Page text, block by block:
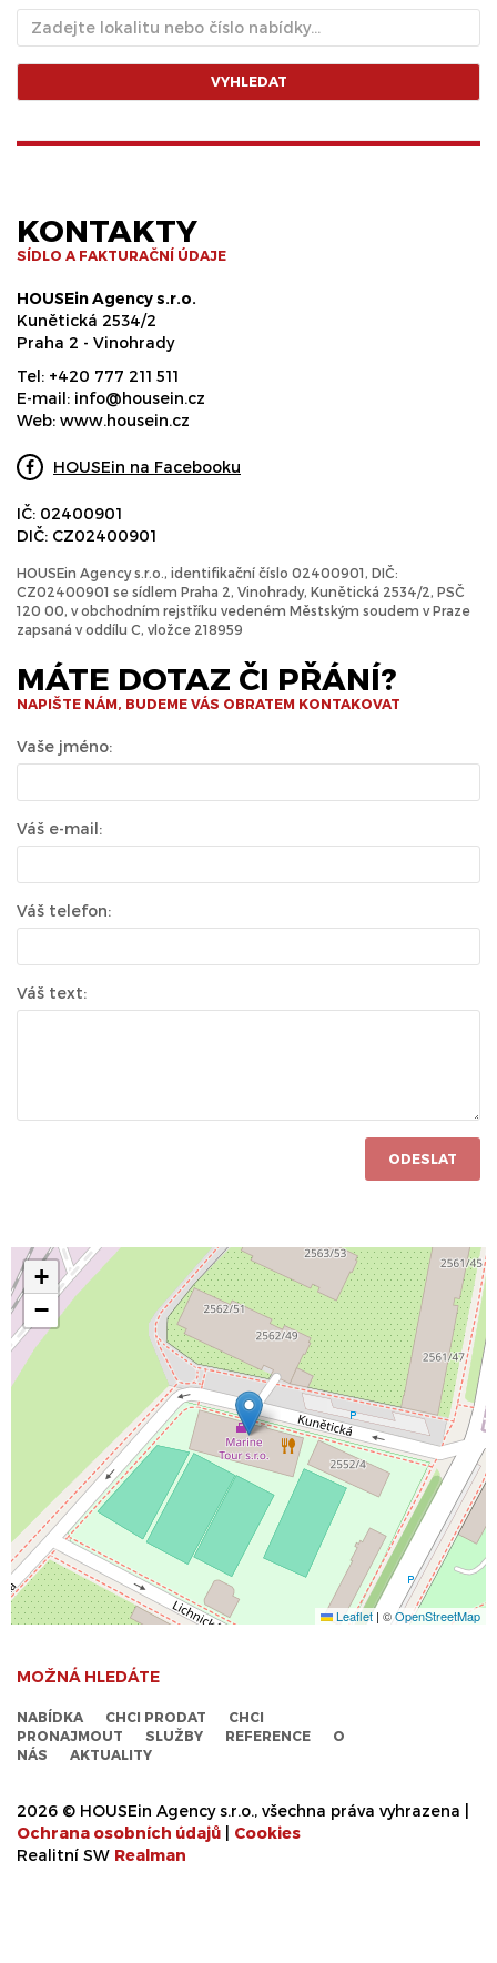
VYHLEDAT
KONTAKTY
SÍDLO A FAKTURAČNÍ ÚDAJE
HOUSEin Agency s.r.o.
Kunětická 2534/2
Praha 2 - Vinohrady
Tel: +420 777 211 511
E-mail: info@housein.cz
Web: www.housein.cz
HOUSEin na Facebooku
IČ: 02400901
DIČ: CZ02400901
HOUSEin Agency s.r.o., identifikační číslo 02400901, DIČ:
CZ02400901 se sídlem Praha 2, Vinohrady, Kunětická 2534/2, PSČ
120 00, v obchodním rejstříku vedeném Městským soudem v Praze
zapsaná v oddílu C, vložce 218959
MÁTE DOTAZ ČI PŘÁNÍ?
NAPIŠTE NÁM, BUDEME VÁS OBRATEM KONTAKOVAT
Vaše jméno:
Váš e-mail:
Váš telefon:
Váš text:
ODESLAT
+
−
Leaflet | ©OpenStreetMap
MOŽNÁ HLEDÁTE
NABÍDKA CHCI PRODAT
CHCI
PRONAJMOUT
SLUŽBY REFERENCE
O
NÁS
AKTUALITY
2026 © HOUSEin Agency s.r.o., všechna práva vyhrazena |
Ochrana osobních údajů
Cookies
Realitní SW Realman